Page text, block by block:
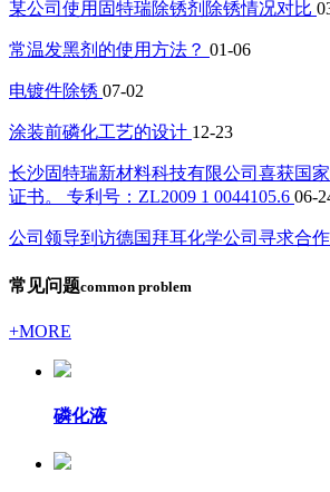
某公司使用固特瑞除锈剂除锈情况对比
常温发黑剂的使用方法？ 01-06
电镀件除锈 07-02
涂装前磷化工艺的设计 12-23
长沙固特瑞新材料科技有限公司喜获国家
证书。 专利号：ZL2009 1 0044105.6 06-
公司领导到访德国拜耳化学公司寻求合
常见问题common problem
+MORE
磷化液